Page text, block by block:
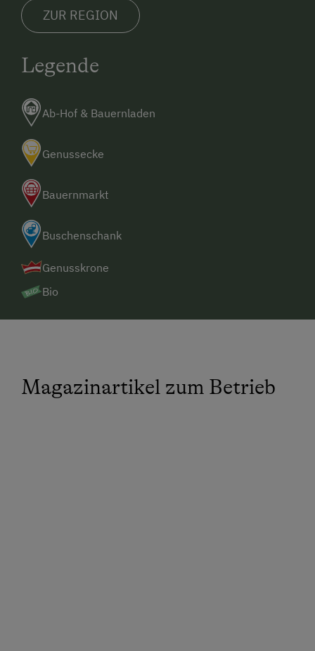
ZUR REGION
Legende
Ab-Hof & Bauernladen
Genussecke
Bauernmarkt
Buschenschank
Genusskrone
Bio
Magazinartikel zum Betrieb